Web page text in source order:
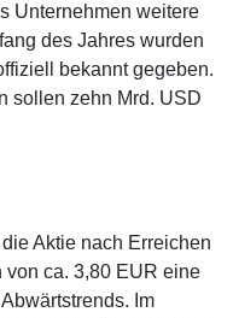
Unternehmen weitere
des Jahres wurden
bekannt gegeben.
sollen zehn Mrd. USD
Aktie nach Erreichen
ca. 3,80 EUR eine
Im